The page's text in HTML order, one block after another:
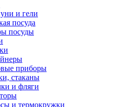
и гели
посуда
посуды
приборы
стаканы
и фляги
и термокружки